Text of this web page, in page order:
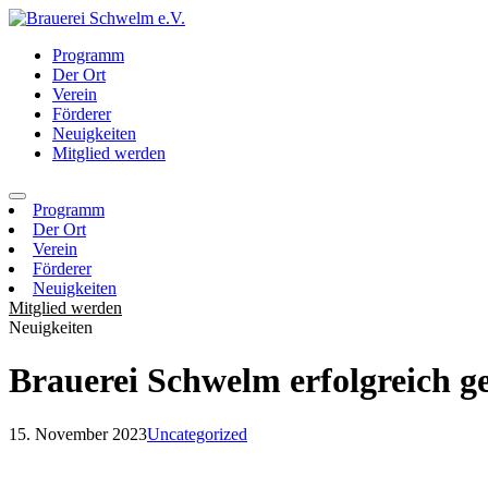
Programm
Der Ort
Verein
Förderer
Neuigkeiten
Mitglied werden
Programm
Der Ort
Verein
Förderer
Neuigkeiten
Mitglied werden
Neuigkeiten
Brauerei Schwelm erfolgreich
15. November 2023Uncategorized